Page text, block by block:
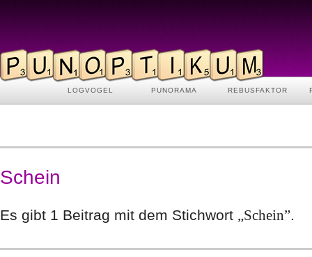
LOGVOGEL PUNORAMA REBUSFAKTOR
Schein
Es gibt 1 Beitrag mit dem Stichwort „Schein”.